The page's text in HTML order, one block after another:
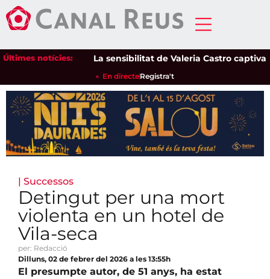
Últimes notícies: La sensibilitat de Valeria Castro captiva el
En directeRegistra't
| Successos
Detingut per una mort
violenta en un hotel de
Vila-seca
per: Redacció
Dilluns, 02 de febrer del 2026 a les 13:55h
El presumpte autor, de 51 anys, ha estat